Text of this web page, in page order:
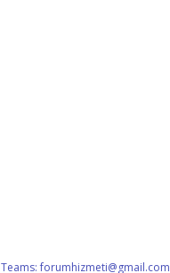
Teams:forumhizmeti@gmail.com